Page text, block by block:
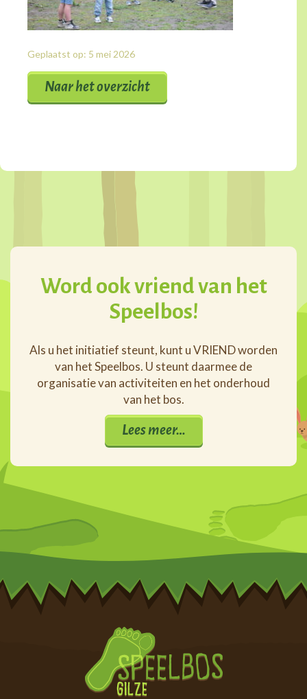
Geplaatst op: 5 mei 2026
Naar het overzicht
Word ook vriend van het
Speelbos!
Als u het initiatief steunt, kunt u VRIEND worden
van het Speelbos. U steunt daarmee de
organisatie van activiteiten en het onderhoud
van het bos.
Lees meer…